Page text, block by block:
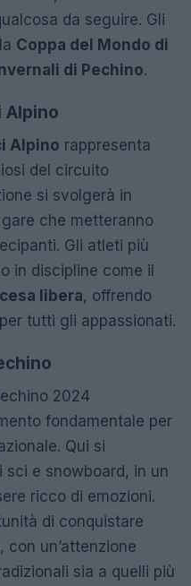
da seguire. Gli
Coppa del Mondo di
di Pechino.
Alpino
Alpino rappresenta
del circuito
si svolgerà in
che metteranno
Gli atleti più
in discipline come il
libera, offrendo
tutti gli appassionati.
2024
fondamentale per
Qui si
e snowboard, in un
ricco di emozioni.
di conquistare
un’attenzione
sia a quelli più